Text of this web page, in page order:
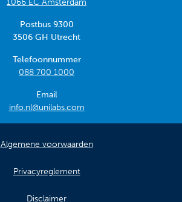
1066 EC Amsterdam
Postbus 9300
3506 GH Utrecht
Telefoonnummer
088 700 1000
Email
info.nl@unilabs.com
Algemene voorwaarden
Privacyreglement
Disclaimer